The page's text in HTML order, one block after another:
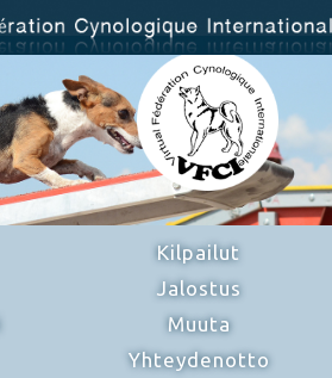
Kilpailut
Jalostus
Muuta
Yhteydenotto